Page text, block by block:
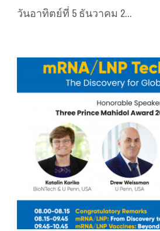
วันอาทิตย์ที่ 5 ธันวาคม 2...